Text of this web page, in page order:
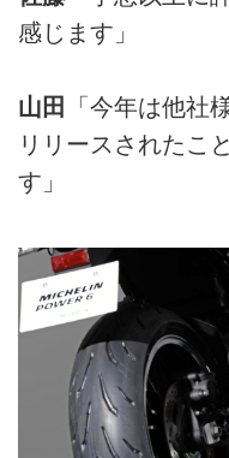
感じます」
山田
「今年は他社
リリースされたこ
す」